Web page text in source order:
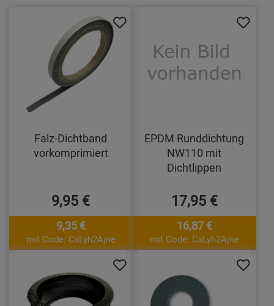
Falz-Dichtband
vorkomprimiert
9,95 €
9,35 €
mit Code: CxLyh2Ajne
EPDM Runddichtung
NW110 mit
Dichtlippen
17,95 €
16,87 €
mit Code: CxLyh2Ajne